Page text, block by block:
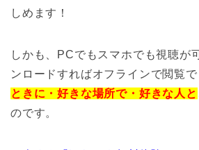
しめます！
しかも、PCでもスマホでも視聴が
ンロードすればオフラインで閲覧で
ときに・好きな場所で・好きな人と
のです。